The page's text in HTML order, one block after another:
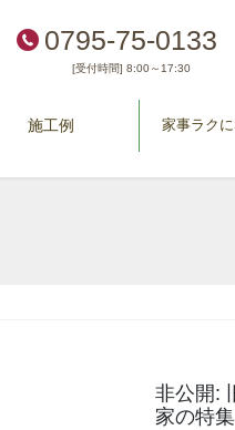
0795-75-0133
[受付時間] 8:00～17:30
施工例 家事ラク
非公開:
家の特